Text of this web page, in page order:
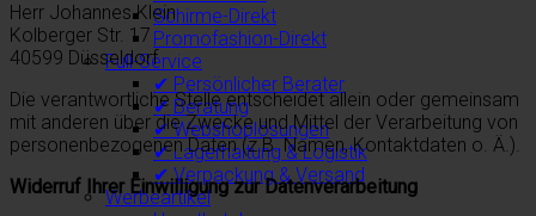
Schirme-Direkt
Promofashion-Direkt
Full-Service
✔ Persönlicher Berater
✔ Beratung
✔ Webshoplösungen
✔ Lagerhaltung & Logistik
✔ Verpackung & Versand
Werbeartikel
Herr Johannes Klein
Kolberger Str. 17
40599 Düsseldorf
Die verantwortliche Stelle entscheidet allein oder gemeinsam
mit anderen über die Zwecke und Mittel der Verarbeitung von
personenbezogenen Daten (z.B. Namen, Kontaktdaten o. Ä.).
Widerruf Ihrer Einwilligung zur Datenverarbeitung